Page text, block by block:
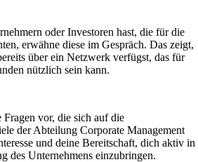
oder Investoren hast, die für die
erwähne diese im Gespräch. Das zeigt,
über ein Netzwerk verfügst, das für
nützlich sein kann.
vor, die sich auf die
der Abteilung Corporate Management
und deine Bereitschaft, dich aktiv in
des Unternehmens einzubringen.